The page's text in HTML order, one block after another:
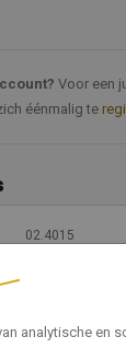
Voor een
éénmalig te
02.4015
analytische en